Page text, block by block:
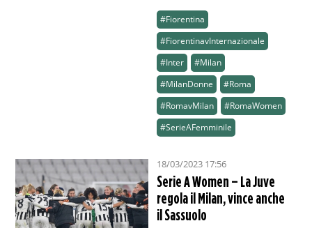
#Fiorentina
#FiorentinavInternazionale
#Inter
#Milan
#MilanDonne
#Roma
#RomavMilan
#RomaWomen
#SerieAFemminile
18/03/2023 17:56
Serie A Women – La Juve
regola il Milan, vince anche
il Sassuolo